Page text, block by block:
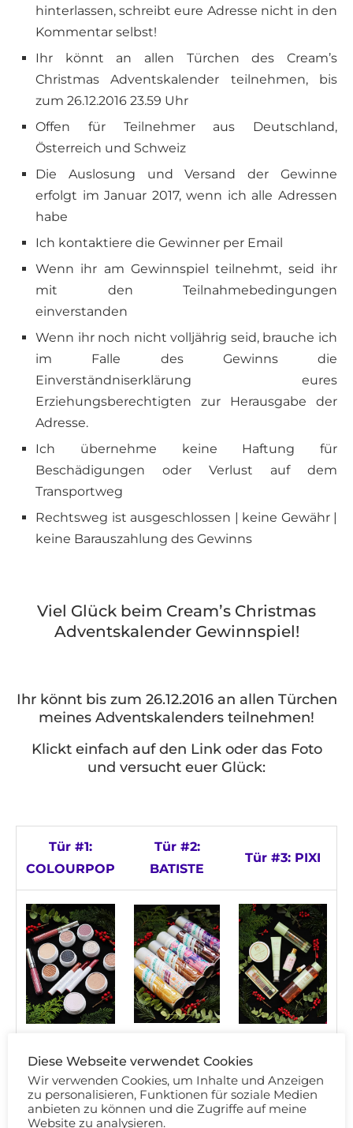
hinterlassen, schreibt eure Adresse nicht in den
Kommentar selbst!
Ihr könnt an allen Türchen des Cream’s
Christmas Adventskalender teilnehmen, bis
zum 26.12.2016 23.59 Uhr
Offen für Teilnehmer aus Deutschland,
Österreich und Schweiz
Die Auslosung und Versand der Gewinne
erfolgt im Januar 2017, wenn ich alle Adressen
habe
Ich kontaktiere die Gewinner per Email
Wenn ihr am Gewinnspiel teilnehmt, seid ihr
mit den Teilnahmebedingungen
einverstanden
Wenn ihr noch nicht volljährig seid, brauche ich
im Falle des Gewinns die
Einverständniserklärung eures
Erziehungsberechtigten zur Herausgabe der
Adresse.
Ich übernehme keine Haftung für
Beschädigungen oder Verlust auf dem
Transportweg
Rechtsweg ist ausgeschlossen | keine Gewähr |
keine Barauszahlung des Gewinns
Viel Glück beim Cream’s Christmas
Adventskalender Gewinnspiel!
Ihr könnt bis zum 26.12.2016 an allen Türchen
meines Adventskalenders teilnehmen!
Klickt einfach auf den Link oder das Foto
und versucht euer Glück:
Tür #1:
COLOURPOP
Tür #2:
BATISTE
Tür #3: PIXI
Tür #4: LUDWIG BECK
Diese Webseite verwendet Cookies
Wir verwenden Cookies, um Inhalte und Anzeigen
zu personalisieren, Funktionen für soziale Medien
anbieten zu können und die Zugriffe auf meine
Website zu analysieren.